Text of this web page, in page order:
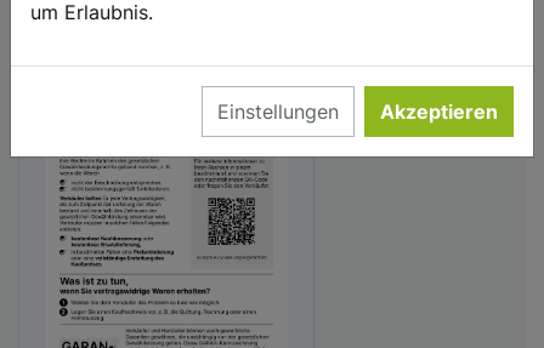
um Erlaubnis.
Einstellungen Akzeptieren